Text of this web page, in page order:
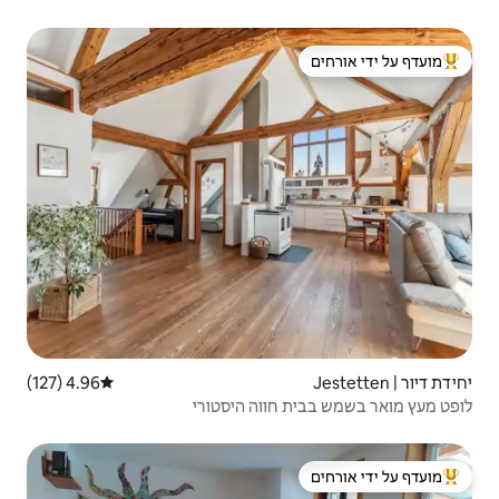
ידי אורחים
דירוג ממוצע של 4.96 מתוך 5, 127 ביקורות
4.96 (127)
היסטורי
ידי אורחים